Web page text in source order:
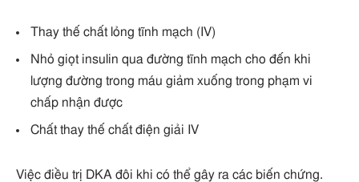
Thay thế chất lỏng tĩnh mạch (IV)
Nhỏ giọt insulin qua đường tĩnh mạch cho đến khi
lượng đường trong máu giảm xuống trong phạm vi
chấp nhận được
Chất thay thế chất điện giải IV
Việc điều trị DKA đôi khi có thể gây ra các biến chứng.